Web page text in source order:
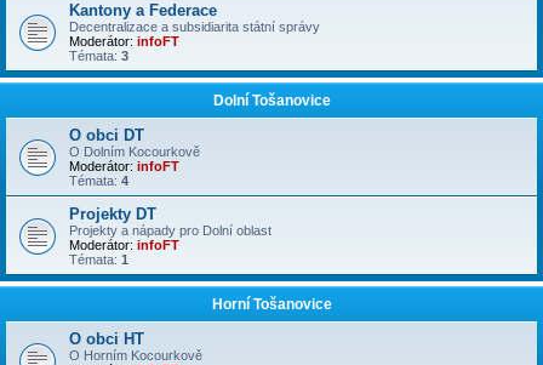
Kantony a Federace
Decentralizace a subsidiarita státní správy
Moderátor: infoFT
Témata: 3
Dolní Tošanovice
O obci DT
O Dolním Kocourkově
Moderátor: infoFT
Témata: 4
Projekty DT
Projekty a nápady pro Dolní oblast
Moderátor: infoFT
Témata: 1
Horní Tošanovice
O obci HT
O Horním Kocourkově